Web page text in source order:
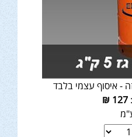
- איסוף עצמי בלבד
127
₪